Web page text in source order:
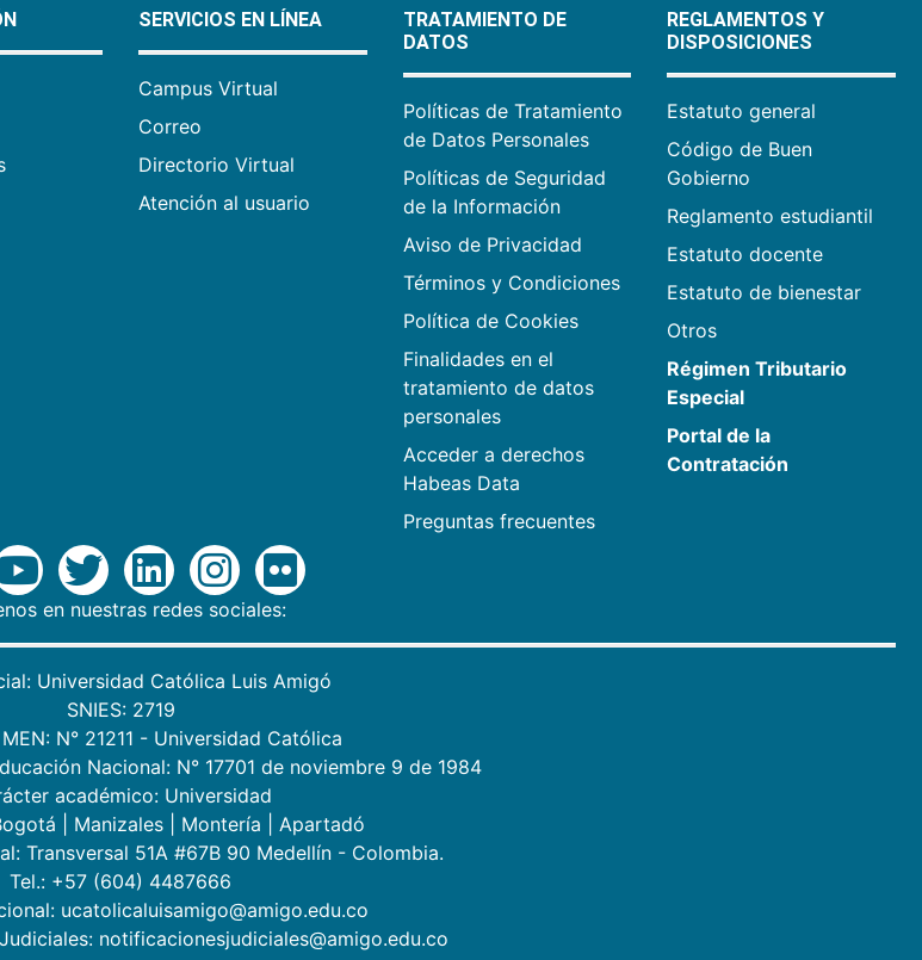
SERVICIOS EN LÍNEA
Campus Virtual
Correo
Directorio Virtual
Atención al usuario
TRATAMIENTO DE
DATOS
Políticas de Tratamiento
de Datos Personales
Políticas de Seguridad
de la Información
Aviso de Privacidad
Términos y Condiciones
Política de Cookies
Finalidades en el
tratamiento de datos
personales
Acceder a derechos
Habeas Data
Preguntas frecuentes
REGLAMENTOS Y
DISPOSICIONES
Estatuto general
Código de Buen
Gobierno
Reglamento estudiantil
Estatuto docente
Estatuto de bienestar
Otros
Régimen Tributario
Especial
Portal de la
Contratación
en nuestras redes sociales:
Universidad Católica Luis Amigó
SNIES: 2719
N° 21211 - Universidad Católica
Nacional: N° 17701 de noviembre 9 de 1984
académico: Universidad
Manizales Montería
Apartadó
Transversal 51A #67B 90 Medellín - Colombia.
Tel.: +57 (604) 4487666
ucatolicaluisamigo@amigo.edu.co
notificacionesjudiciales@amigo.edu.co